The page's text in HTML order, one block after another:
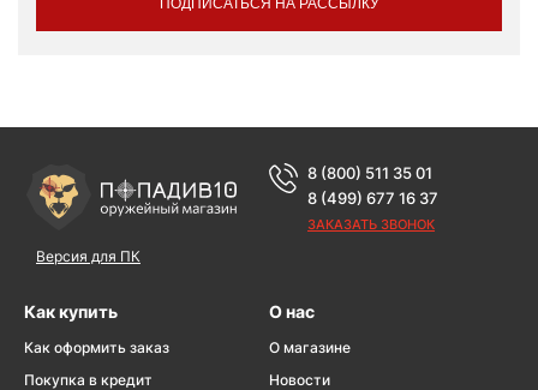
Версия для ПК
8 (800) 511 35 01
8 (499) 677 16 37
ЗАКАЗАТЬ ЗВОНОК
Как купить
Как оформить заказ
Покупка в кредит
О нас
О магазине
Новости